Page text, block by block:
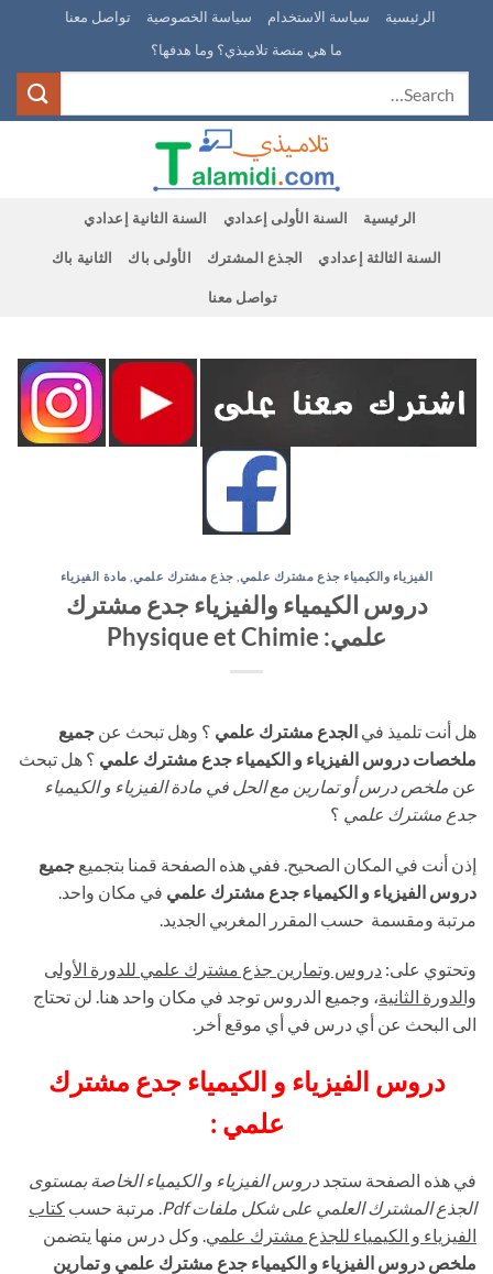
content
الرئيسية سياسة الاستخدام سياسة الخصوصية
تواصل معنا
ما هي منصة تلاميذي؟ وما هدفها؟
الرئيسية السنة الأولى إعدادي السنة الثانية إعدادي
السنة الثالثة إعدادي الجذع المشترك الأولى باك الثانية باك
تواصل معنا
الفيزياء والكيمياء جذع مشترك علمي جذع مشترك علمي مادة الفيزياء
دروس الكيمياء والفيزياء جدع مشترك
علمي: Physique et Chimie
هل أنت تلميذ في الجدع مشترك علمي ؟ وهل تبحث عن جميع
ملخصات دروس الفيزياء و الكيمياء جدع مشترك علمي ؟ هل تبحث
عن ملخص درس أو تمارين مع الحل في مادة الفيزياء و الكيمياء
جدع مشترك علمي ؟
إذن أنت في المكان الصحيح. ففي هذه الصفحة قمنا بتجميع جميع
دروس الفيزياء و الكيمياء جدع مشترك علمي في مكان واحد.
مرتبة ومقسمة حسب المقرر المغربي الجديد.
وتحتوي على: دروس وتمارين جذع مشترك علمي للدورة الأولى
والدورة الثانية، وجميع الدروس توجد في مكان واحد هنا. لن تحتاج
الى البحث عن أي درس في أي موقع أخر.
دروس الفيزياء و الكيمياء جدع مشترك
علمي :
في هذه الصفحة ستجد دروس الفيزياء و الكيمياء الخاصة بمستوى
الجذع المشترك العلمي على شكل ملفات Pdf
. مرتبة حسب كتاب
الفيزياء و الكيمياء للجذع مشترك علمي. وكل درس منها يتضمن
ملخص دروس الفيزياء و الكيمياء جدع مشترك علمي و تمارين